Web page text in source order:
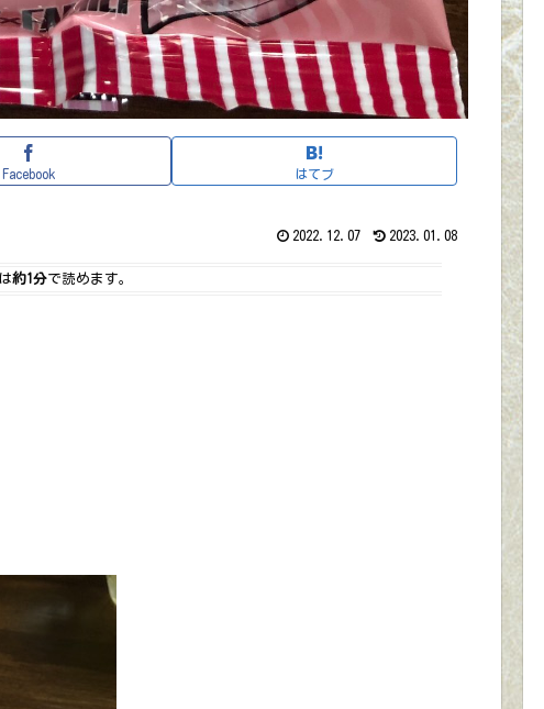
Facebook はてブ
2022.12.07 2023.01.08
約1分で読めます。